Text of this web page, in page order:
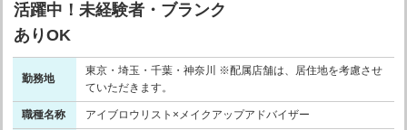
活躍中！未経験者・ブランク
ありOK
勤務地
東京・埼玉・千葉・神奈川 ※配属店舗は、居住地を考慮させ
ていただきます。
職種名称 アイブロウリスト×メイクアップアドバイザー